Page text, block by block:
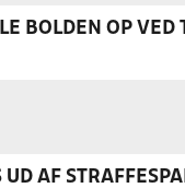
BOLDEN OP
UD AF